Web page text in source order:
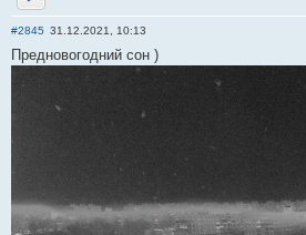
Отправить личное сообщение
#2845 31.12.2021, 10:13
Предновогодний сон )